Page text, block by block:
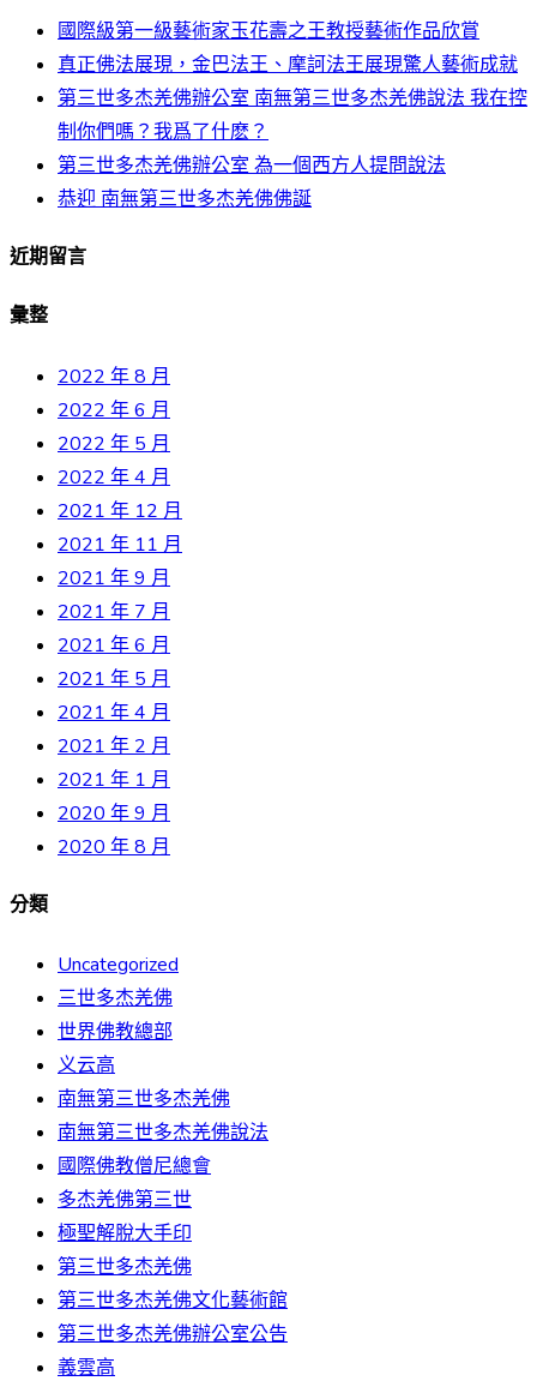
國際級第一級藝術家玉花壽之王教授藝術作品欣賞
真正佛法展現，金巴法王、摩訶法王展現驚人藝術成就
第三世多杰羌佛辦公室 南無第三世多杰羌佛說法 我在控
制你們嗎？我爲了什麽？
第三世多杰羌佛辦公室 為一個西方人提問說法
恭迎 南無第三世多杰羌佛佛誕
近期留言
彙整
2022 年 8 月
2022 年 6 月
2022 年 5 月
2022 年 4 月
2021 年 12 月
2021 年 11 月
2021 年 9 月
2021 年 7 月
2021 年 6 月
2021 年 5 月
2021 年 4 月
2021 年 2 月
2021 年 1 月
2020 年 9 月
2020 年 8 月
分類
Uncategorized
三世多杰羌佛
世界佛教總部
义云高
南無第三世多杰羌佛
南無第三世多杰羌佛說法
國際佛教僧尼總會
多杰羌佛第三世
極聖解脫大手印
第三世多杰羌佛
第三世多杰羌佛文化藝術館
第三世多杰羌佛辦公室公告
義雲高